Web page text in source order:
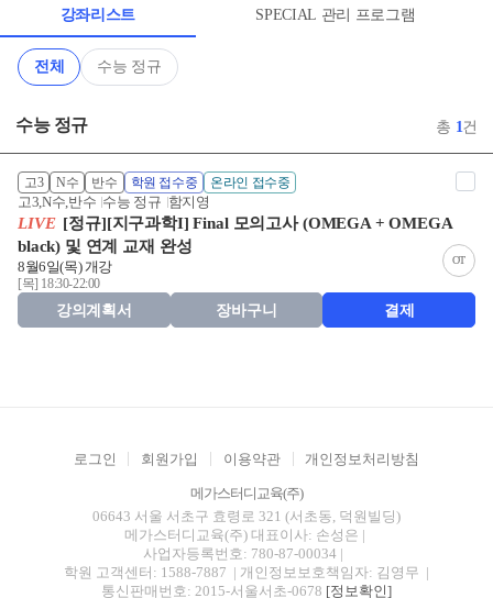
강좌리스트 SPECIAL 관리 프로그램
전체 수능 정규
수능 정규 총 1건
고3 N수 반수 학원 접수중 온라인 접수중
고3,N수,반수 수능 정규 함지영
LIVE [정규][지구과학I] Final 모의고사 (OMEGA + OMEGA
black) 및 연계 교재 완성
OT
8월6일(목) 개강
[목] 18:30-22:00
강의계획서 장바구니 결제
로그인 회원가입 이용약관 개인정보처리방침
메가스터디교육(주)
06643 서울 서초구 효령로 321 (서초동, 덕원빌딩)
메가스터디교육(주) 대표이사: 손성은 |
사업자등록번호: 780-87-00034 |
학원 고객센터: 1588-7887 | 개인정보보호책임자: 김영무 |
통신판매번호: 2015-서울서초-0678 [정보확인]